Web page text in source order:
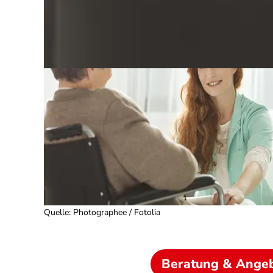
Quelle: Photographee / Fotolia
Beratung &